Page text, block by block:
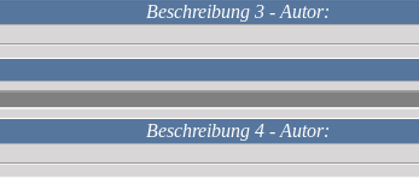
Beschreibung 3 - Autor:
Beschreibung 4 - Autor: